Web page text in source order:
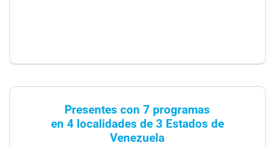
Presentes con 7 programas
en 4 localidades de 3 Estados de
Venezuela